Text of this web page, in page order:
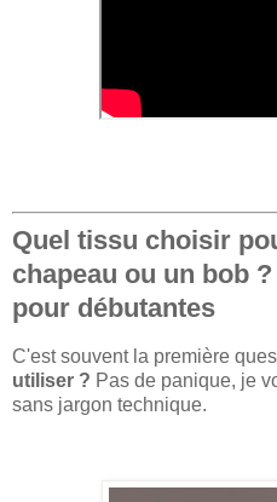
Quel tissu choisir
chapeau ou un bob
pour débutantes
C'est souvent la première
utiliser ? Pas de panique, je
sans jargon technique.